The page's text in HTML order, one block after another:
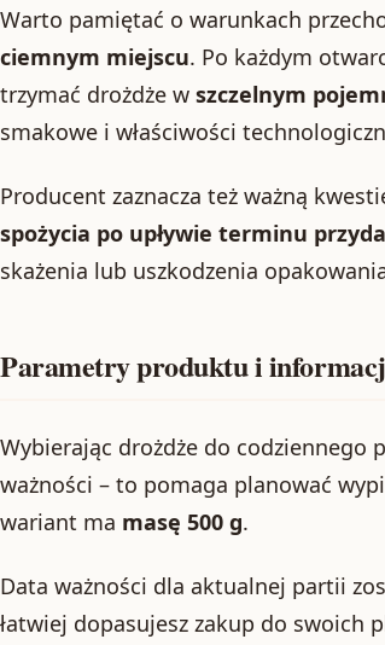
Warto pamiętać o warunkach
ciemnym miejscu. Po każdym
trzymać drożdże w szczelnym
smakowe i właściwości
Producent zaznacza też ważną
spożycia po upływie terminu
skażenia lub uszkodzenia
Parametry produktu i
Wybierając drożdże do codziennego
ważności – to pomaga planować
wariant ma masę 500 g.
Data ważności dla aktualnej partii
łatwiej dopasujesz zakup do swoich